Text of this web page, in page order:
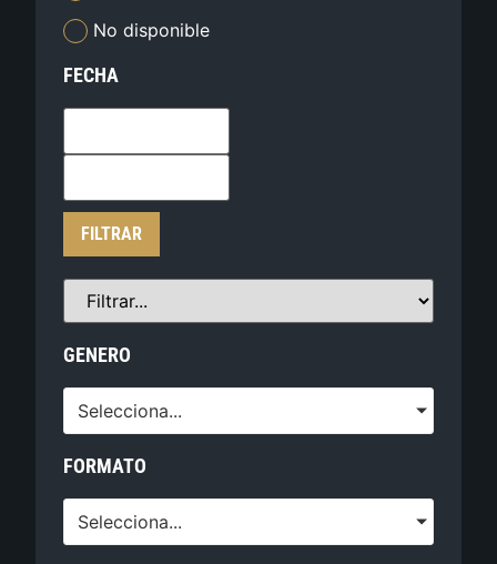
No disponible
FECHA
FILTRAR
GENERO
Selecciona...
FORMATO
Selecciona...